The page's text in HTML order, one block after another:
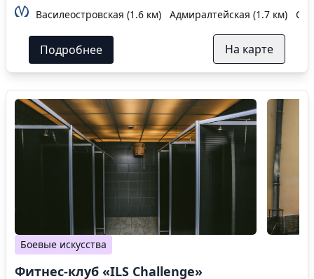
Василеостровская (1.6 км) Адмиралтейская (1.7 км)
Подробнее На карте
Боевые искусства
Фитнес-клуб «ILS Challenge»